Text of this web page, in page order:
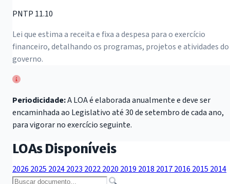
PNTP 11.10
Lei que estima a receita e fixa a despesa para o exercício
financeiro, detalhando os programas, projetos e atividades do
governo.
Periodicidade:A LOA é elaborada anualmente e deve ser
encaminhada ao Legislativo até 30 de setembro de cada ano,
para vigorar no exercício seguinte.
LOAs Disponíveis
2026 2025 20242023 20222020 2019 2018 20172016 2015 2014